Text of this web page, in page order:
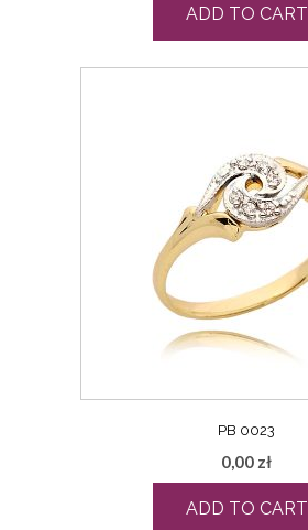
ADD TO CART
PB 0023
0,00 zł
ADD TO CART